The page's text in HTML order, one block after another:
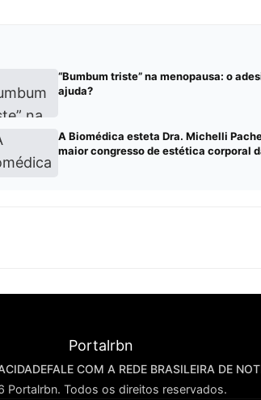
“Bumbum triste” na menopausa: o
ajuda?
A Biomédica esteta Dra. Michelli
maior congresso de estética corporal
FALE COM A REDE BRASILEIRA DE
Portalrbn. Todos os direitos reservados.